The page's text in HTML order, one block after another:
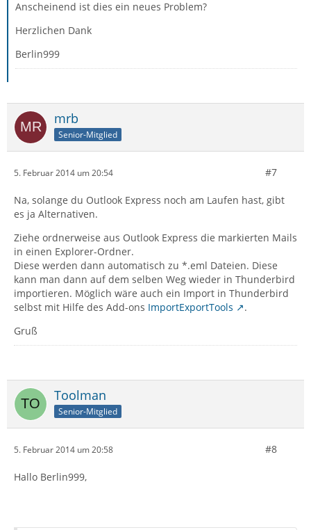
Anscheinend ist dies ein neues Problem?
Herzlichen Dank
Berlin999
mrb
Senior-Mitglied
5. Februar 2014 um 20:54 #7
Na, solange du Outlook Express noch am Laufen hast, gibt
es ja Alternativen.
Ziehe ordnerweise aus Outlook Express die markierten Mails
in einen Explorer-Ordner.
Diese werden dann automatisch zu *.eml Dateien. Diese
kann man dann auf dem selben Weg wieder in Thunderbird
importieren. Möglich wäre auch ein Import in Thunderbird
selbst mit Hilfe des Add-ons ImportExportTools
.
Gruß
Toolman
Senior-Mitglied
5. Februar 2014 um 20:58 #8
Hallo Berlin999,